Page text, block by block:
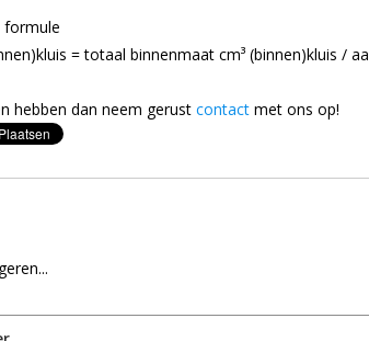
formule
= totaal binnenmaat cm³ (binnen)kluis /
hebben dan neem gerust contact met ons op!